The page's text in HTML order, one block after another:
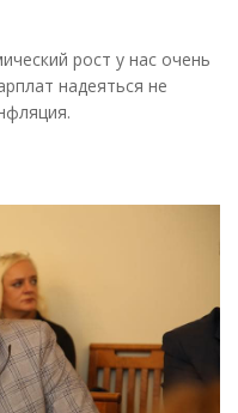
рост у нас очень
надеяться не